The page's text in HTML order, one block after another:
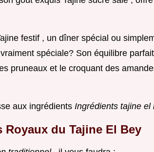
festif , un dîner spécial ou
spéciale? Son équilibre
pruneaux et le croquant des
aux ingrédients Ingrédients tajine el
Royaux du Tajine El Bey